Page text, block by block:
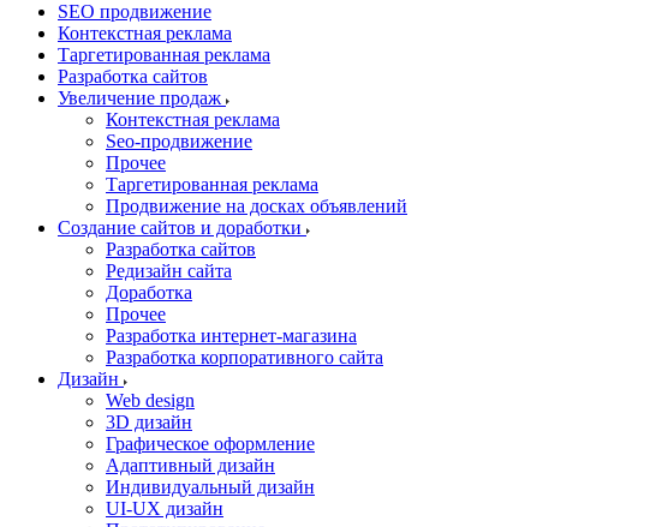
SEO продвижение
Контекстная реклама
Таргетированная реклама
Разработка сайтов
Увеличение продаж
Контекстная реклама
Seo-продвижение
Прочее
Таргетированная реклама
Продвижение на досках объявлений
Создание сайтов и доработки
Разработка сайтов
Редизайн сайта
Доработка
Прочее
Разработка интернет-магазина
Разработка корпоративного сайта
Дизайн
Web design
3D дизайн
Графическое оформление
Адаптивный дизайн
Индивидуальный дизайн
UI‑UX дизайн